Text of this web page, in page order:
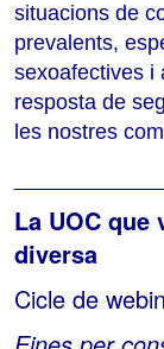
situacions de
prevalents,
sexoafectives i
resposta de
les nostres
La UOC
diversa
Cicle de